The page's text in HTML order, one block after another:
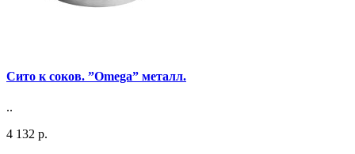
Сито к соков. ”Omega” металл.
..
4 132 р.